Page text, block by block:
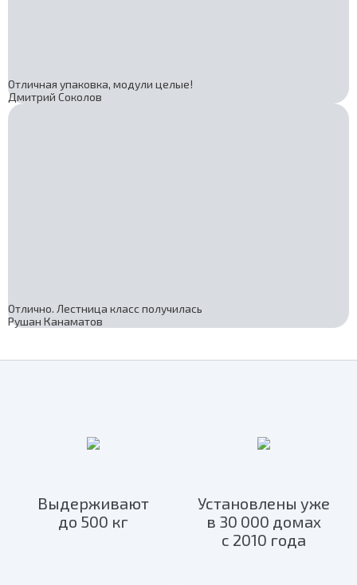
Отличная упаковка, модули целые!
Дмитрий Соколов
Отлично. Лестница класс получилась
Рушан Канаматов
Выдерживают
до 500 кг
Установлены уже
в 30 000 домах
с 2010 года